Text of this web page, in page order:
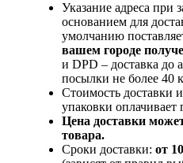
Указание адреса при
основанием для
умолчанию
вашем городе
и DPD – доставка до
посылки не более 40
Стоимость доставки
упаковки оплачивает
Цена доставки
товара.
Сроки доставки: от